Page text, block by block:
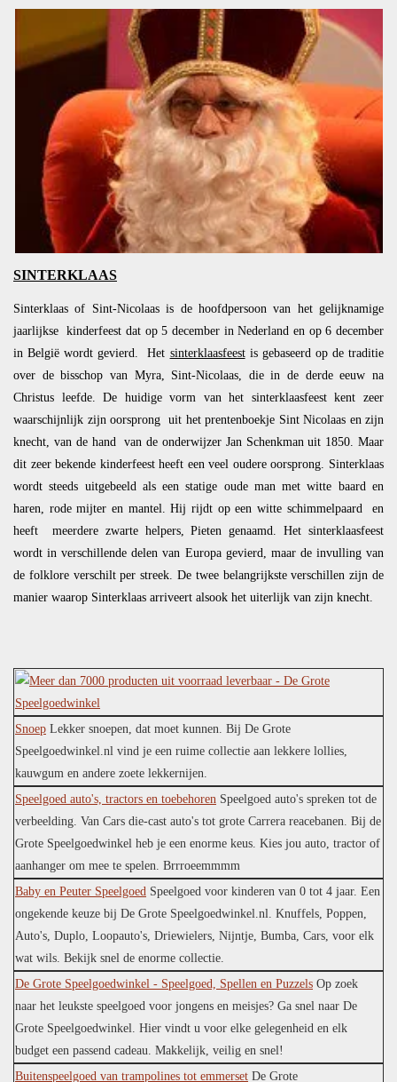
SINTERKLAAS
Sinterklaas of Sint-Nicolaas is de hoofdpersoon van het gelijknamige
jaarlijkse kinderfeest dat op 5 december in Nederland en op 6 december
in België wordt gevierd. Het sinterklaasfeestis gebaseerd op de traditie
over de bisschop van Myra, Sint-Nicolaas, die in de derde eeuw na
Christus leefde. De huidige vorm van het sinterklaasfeest kent zeer
waarschijnlijk zijn oorsprong uit het prentenboekje Sint Nicolaas en zijn
knecht, van de hand van de onderwijzer Jan Schenkman uit 1850. Maar
dit zeer bekende kinderfeest heeft een veel oudere oorsprong. Sinterklaas
wordt steeds uitgebeeld als een statige oude man met witte baard en
haren, rode mijter en mantel. Hij rijdt op een witte schimmelpaard en
heeft meerdere zwarte helpers, Pieten genaamd. Het sinterklaasfeest
wordt in verschillende delen van Europa gevierd, maar de invulling van
de folklore verschilt per streek. De twee belangrijkste verschillen zijn de
manier waarop Sinterklaas arriveert alsook het uiterlijk van zijn knecht.
Snoep Lekker snoepen, dat moet kunnen. Bij De Grote
Speelgoedwinkel.nl vind je een ruime collectie aan lekkere lollies,
kauwgum en andere zoete lekkernijen.
Speelgoed auto's, tractors en toebehoren Speelgoed auto's spreken tot de
verbeelding. Van Cars die-cast auto's tot grote Carrera reacebanen. Bij de
Grote Speelgoedwinkel heb je een enorme keus. Kies jou auto, tractor of
aanhanger om mee te spelen. Brrroeemmmm
Baby en Peuter Speelgoed Speelgoed voor kinderen van 0 tot 4 jaar. Een
ongekende keuze bij De Grote Speelgoedwinkel.nl. Knuffels, Poppen,
Auto's, Duplo, Loopauto's, Driewielers, Nijntje, Bumba, Cars, voor elk
wat wils. Bekijk snel de enorme collectie.
De Grote Speelgoedwinkel - Speelgoed, Spellen en Puzzels Op zoek
naar het leukste speelgoed voor jongens en meisjes? Ga snel naar De
Grote Speelgoedwinkel. Hier vindt u voor elke gelegenheid en elk
budget een passend cadeau. Makkelijk, veilig en snel!
Buitenspeelgoed van trampolines tot emmerset De Grote